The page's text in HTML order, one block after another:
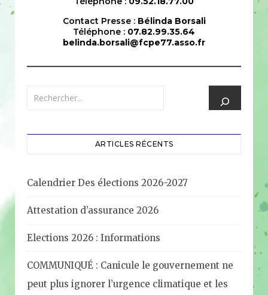
Contact Presse : Bélinda Borsali
Téléphone : 07.82.99.35.64
belinda.borsali@fcpe77.asso.fr
ARTICLES RÉCENTS
Calendrier Des élections 2026-2027
Attestation d’assurance 2026
Elections 2026 : Informations
COMMUNIQUÉ : Canicule le gouvernement ne
peut plus ignorer l’urgence climatique et les